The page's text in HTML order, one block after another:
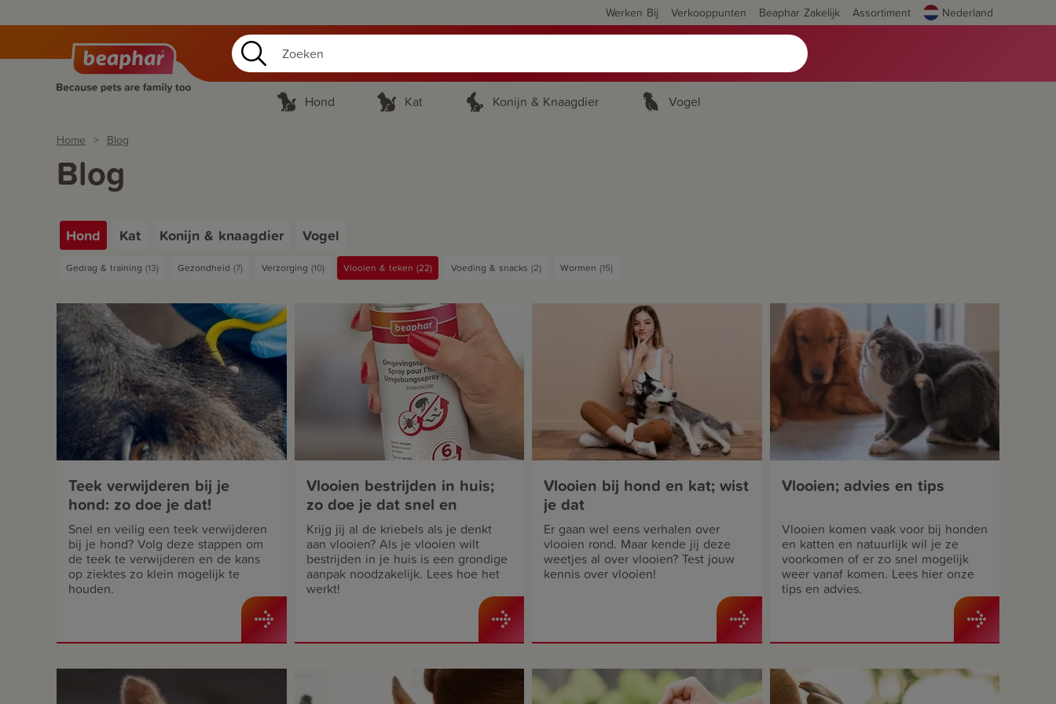
Werken Bij Verkooppunten Beaphar Zakelijk Assortiment Nederland
Hond Kat Konijn & Knaagdier Vogel
Home Blog
Blog
Hond
Gedrag & training 13 Gezondheid 7 Verzorging 10 Vlooien & teken 22 Voeding & snacks 2 Wormen 15
Kat Konijn & knaagdier Vogel
Teek verwijderen bij je
hond: zo doe je dat!
Snel en veilig een teek verwijderen
bij je hond? Volg deze stappen om
de teek te verwijderen en de kans
op ziektes zo klein mogelijk te
houden.
Vlooien bestrijden in huis;
zo doe je dat snel en
effectief
Krijg jij al de kriebels als je denkt
aan vlooien? Als je vlooien wilt
bestrijden in je huis is een grondige
aanpak noodzakelijk. Lees hoe het
werkt!
Vlooien bij hond en kat; wist
je dat
Er gaan wel eens verhalen over
vlooien rond. Maar kende jij deze
weetjes al over vlooien? Test jouw
kennis over vlooien!
Vlooien; advies en tips
Vlooien komen vaak voor bij honden
en katten en natuurlijk wil je ze
voorkomen of er zo snel mogelijk
weer vanaf komen. Lees hier onze
tips en advies.